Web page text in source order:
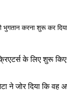
करना शुरू कर
के लिए शुरू
ने जोर दिया कि